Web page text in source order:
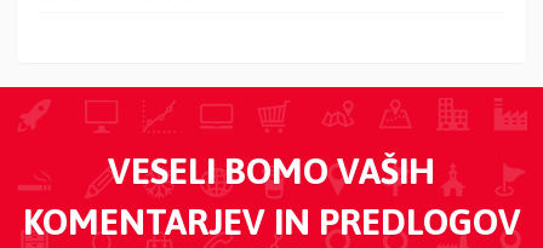
VESELI BOMO VAŠIH
KOMENTARJEV IN PREDLOGOV